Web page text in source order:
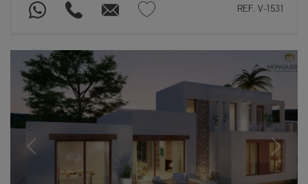
REF. V-1531
Previous Next